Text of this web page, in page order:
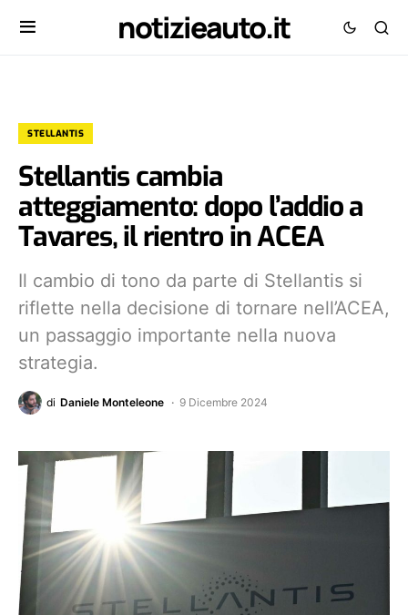
notizieauto.it
STELLANTIS
Stellantis cambia
atteggiamento: dopo l’addio a
Tavares, il rientro in ACEA
Il cambio di tono da parte di Stellantis si
riflette nella decisione di tornare nell’ACEA,
un passaggio importante nella nuova
strategia.
di Daniele Monteleone 9 Dicembre 2024